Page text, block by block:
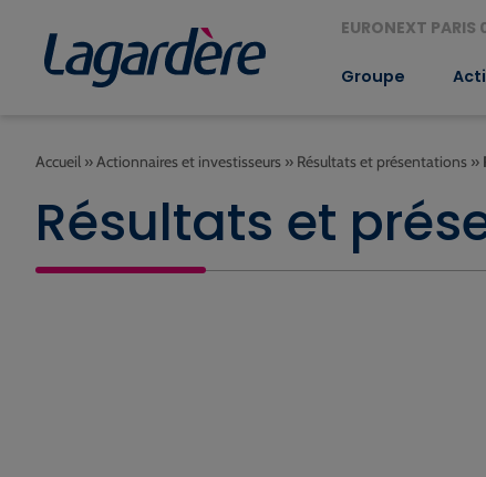
EURONEXT
Groupe
Accueil »Actionnaires et investisseurs » Résultats et présentations »
Résultats et